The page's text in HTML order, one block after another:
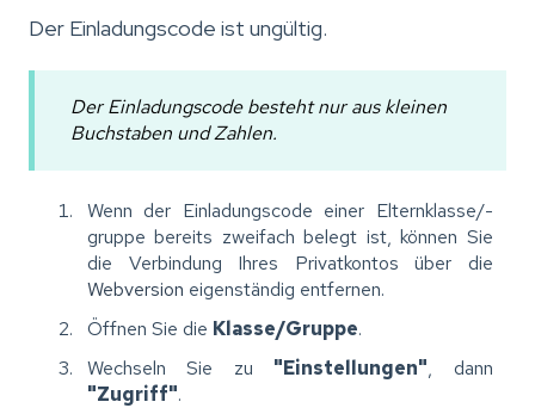
Der Einladungscode ist ungültig.
Der Einladungscode besteht nur aus kleinen
Buchstaben und Zahlen.
Wenn der Einladungscode einer Elternklasse/-
gruppe bereits zweifach belegt ist, können Sie
die Verbindung Ihres Privatkontos über die
Webversion eigenständig entfernen.
Öffnen Sie die Klasse/Gruppe.
Wechseln Sie zu "Einstellungen", dann
"Zugriff".